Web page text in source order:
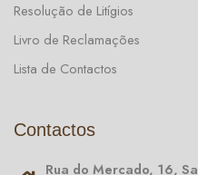
Resolução de Litígios
Livro de Reclamações
Lista de Contactos
Contactos
Rua do Mercado, 16,